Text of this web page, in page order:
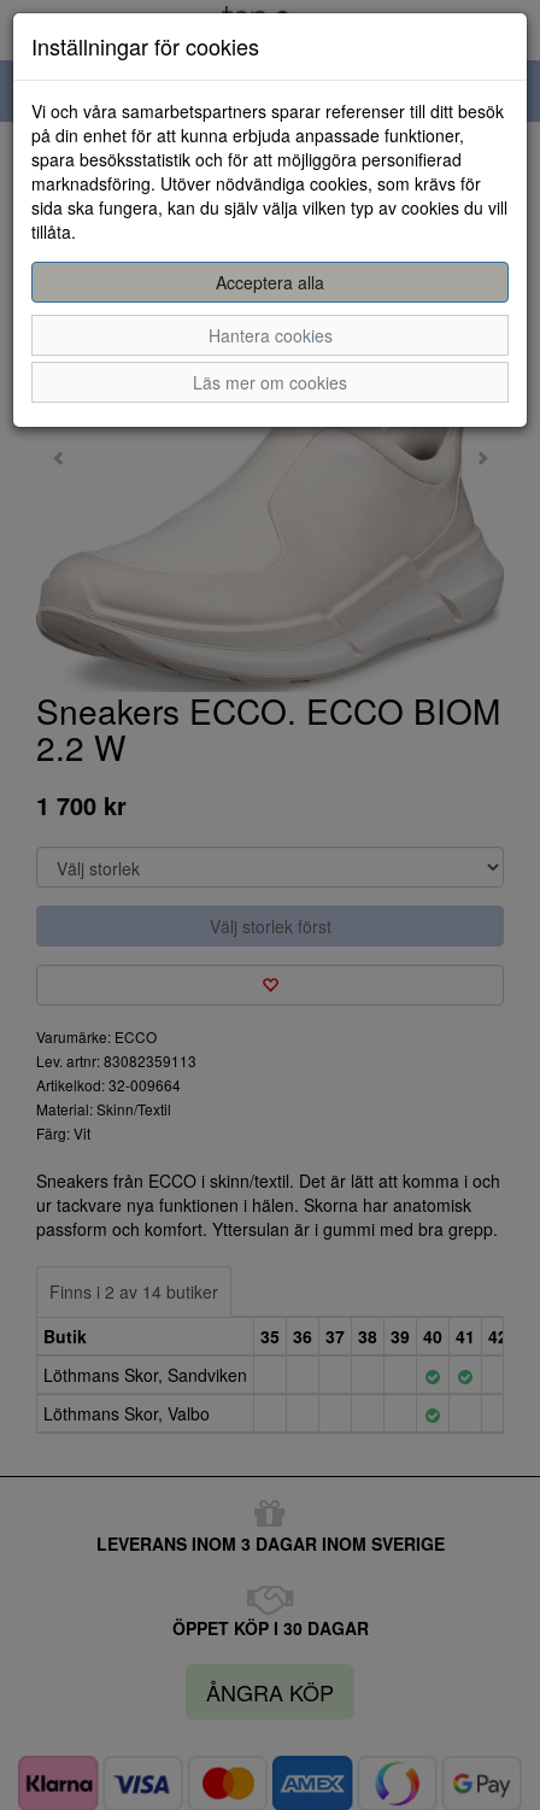
navigation
HEM
Sneakers ECCO. ECCO BIOM
2.2 W
1 700 kr
Välj storlek först
Varumärke: ECCO
Lev. artnr: 83082359113
Artikelkod: 32-009664
Material: Skinn/Textil
Färg: Vit
Sneakers från ECCO i skinn/textil. Det är lätt att komma i och
ur tackvare nya funktionen i hälen. Skorna har anatomisk
passform och komfort. Yttersulan är i gummi med bra grepp.
Finns i 2 av 14 butiker
Butik
35 36 37 38 39 40 41
42
Löthmans Skor, Sandviken
Löthmans Skor, Valbo
LEVERANS INOM 3 DAGAR INOM SVERIGE
ÖPPET KÖP I 30 DAGAR
ÅNGRA KÖP
Inställningar för cookies
Vi och våra samarbetspartners sparar referenser till ditt besök
på din enhet för att kunna erbjuda anpassade funktioner,
spara besöksstatistik och för att möjliggöra personifierad
marknadsföring. Utöver nödvändiga cookies, som krävs för
sida ska fungera, kan du själv välja vilken typ av cookies du vill
tillåta.
Acceptera alla
Hantera cookies
Läs mer om cookies